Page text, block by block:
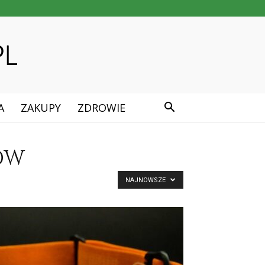
ZAKUPY ZDROWIE
NAJNOWSZE